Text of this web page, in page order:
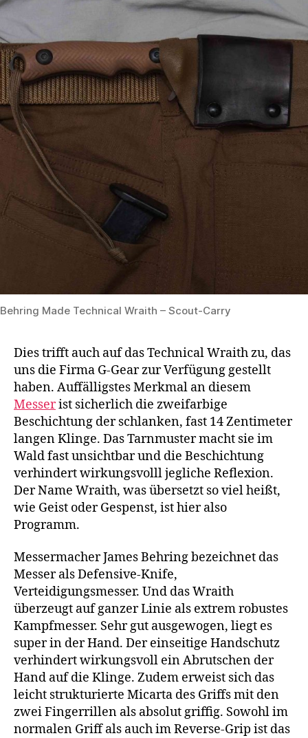
Behring Made Technical Wraith – Scout-Carry
Dies trifft auch auf das Technical Wraith zu, das
uns die Firma G-Gear zur Verfügung gestellt
haben. Auffälligstes Merkmal an diesem
Messerist sicherlich die zweifarbige
Beschichtung der schlanken, fast 14 Zentimeter
langen Klinge. Das Tarnmuster macht sie im
Wald fast unsichtbar und die Beschichtung
verhindert wirkungsvolll jegliche Reflexion.
Der Name Wraith, was übersetzt so viel heißt,
wie Geist oder Gespenst, ist hier also
Programm.
Messermacher James Behring bezeichnet das
Messer als Defensive-Knife,
Verteidigungsmesser. Und das Wraith
überzeugt auf ganzer Linie als extrem robustes
Kampfmesser. Sehr gut ausgewogen, liegt es
super in der Hand. Der einseitige Handschutz
verhindert wirkungsvoll ein Abrutschen der
Hand auf die Klinge. Zudem erweist sich das
leicht strukturierte Micarta des Griffs mit den
zwei Fingerrillen als absolut griffig. Sowohl im
normalen Griff als auch im Reverse-Grip ist das